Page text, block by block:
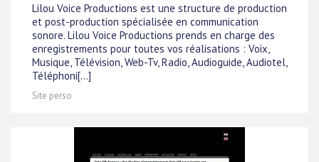
Lilou Voice Productions est une structure de production
et post-production spécialisée en communication
sonore. Lilou Voice Productions prends en charge des
enregistrements pour toutes vos réalisations : Voix,
Musique, Télévision, Web-Tv, Radio, Audioguide, Audiotel,
Téléphoni[...]
Site perso